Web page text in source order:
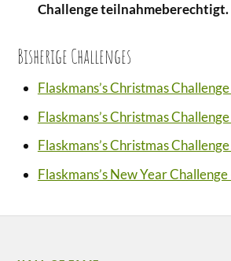
Challenge teilnahmeberechtigt.
Bisherige Challenges
Flaskmans’s Christmas
Flaskmans’s Christmas
Flaskmans’s Christmas
Flaskmans’s New Year